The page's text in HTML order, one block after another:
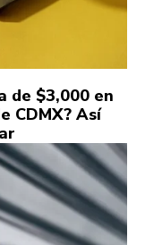
de $3,000 en
CDMX? Así